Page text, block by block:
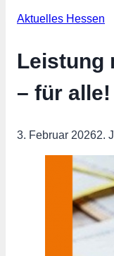
Aktuelles Hessen
Leistung
– für alle!
3. Februar 20262.